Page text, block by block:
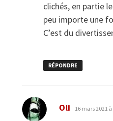
clichés, en partie
peu importe une
C’est du
RÉPONDRE
Oli dit :
16 mars 2021